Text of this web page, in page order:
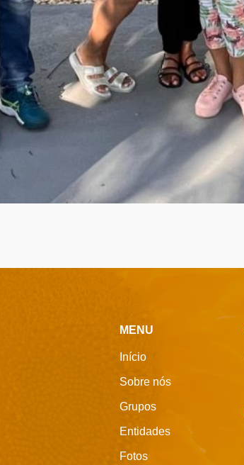
MENU
Início
Sobre nós
Grupos
Entidades
Fotos